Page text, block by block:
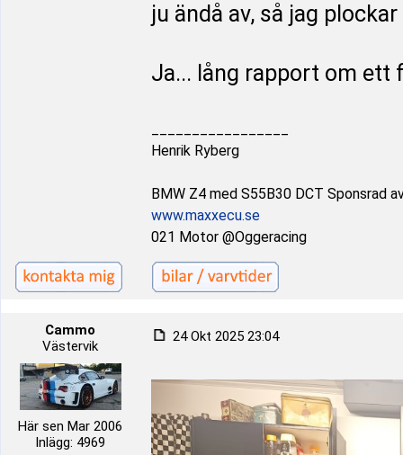
ju ändå av, så jag
Ja... lång rapport om ett
Henrik Ryberg
BMW Z4 med S55B30 DCT Sponsrad
www.maxxecu.se
021 Motor @Oggeracing
Cammo
Västervik
Här sen Mar 2006
Inlägg: 4969
24 Okt 2025 23:04